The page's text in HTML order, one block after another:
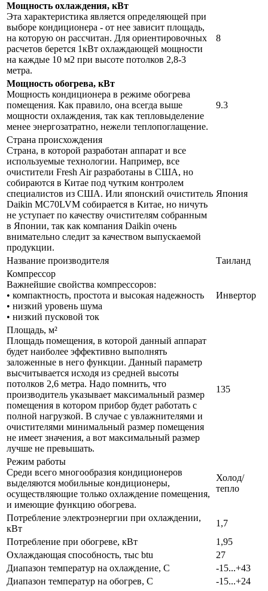
Мощность охлаждения, кВт
Эта характеристика является определяющей при
выборе кондиционера - от нее зависит площадь,
на которую он рассчитан. Для ориентировочных
расчетов берется 1кВт охлаждающей мощности
на каждые 10 м2 при высоте потолков 2,8-3
метра.
8
Мощность обогрева, кВт
Мощность кондиционера в режиме обогрева
помещения. Как правило, она всегда выше
мощности охлаждения, так как тепловыделение
менее энергозатратно, нежели теплопоглащение.
9.3
Страна происхождения
Страна, в которой разработан аппарат и все
используемые технологии. Например, все
очистители Fresh Air разработаны в США, но
собираются в Китае под чутким контролем
специалистов из США. Или японский очиститель
Daikin MC70LVM собирается в Китае, но ничуть
не уступает по качеству очистителям собранным
в Японии, так как компания Daikin очень
внимательно следит за качеством выпускаемой
продукции.
Япония
Название производителя
Таиланд
Компрессор
Важнейшие свойства компрессоров:
• компактность, простота и высокая надежность
• низкий уровень шума
• низкий пусковой ток
Инвертор
Площадь, м²
Площадь помещения, в которой данный аппарат
будет наиболее эффективно выполнять
заложенные в него функции. Данный параметр
высчитывается исходя из средней высоты
потолков 2,6 метра. Надо помнить, что
производитель указывает максимальный размер
помещения в котором прибор будет работать с
полной нагрузкой. В случае с увлажнителями и
очистителями минимальный размер помещения
не имеет значения, а вот максимальный размер
лучше не превышать.
135
Режим работы
Среди всего многообразия кондиционеров
выделяются мобильные кондиционеры,
осуществляющие только охлаждение помещения,
и имеющие функцию обогрева.
Холод/
тепло
Потребление электроэнергии при охлаждении,
кВт
1,7
Потребление при обогреве, кВт
1,95
Охлаждающая способность, тыс btu
27
Диапазон температур на охлаждение, С
-15...+43
Диапазон температур на обогрев, С
-15...+24